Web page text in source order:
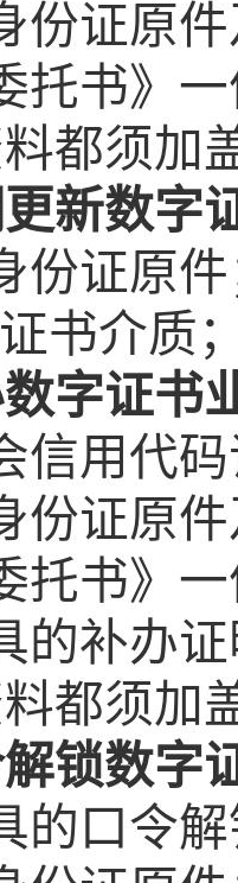
份证原
托书》
都须加
新数字
份证原
书介质
字证书
信用代
份证原
托书》
的补办
都须加
解锁数字
的口令